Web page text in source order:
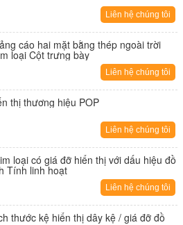
Liên hệ chúng tôi
cáo hai mặt bằng thép ngoài trời
loại Cột trưng bày
Liên hệ chúng tôi
thị thương hiệu POP
Liên hệ chúng tôi
loại có giá đỡ hiển thị với dấu hiệu đồ
Tính linh hoạt
Liên hệ chúng tôi
thước kệ hiển thị dây kệ / giá đỡ đồ